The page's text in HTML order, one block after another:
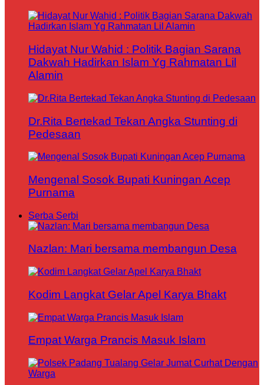
Hidayat Nur Wahid : Politik Bagian Sarana
Dakwah Hadirkan Islam Yg Rahmatan Lil
Alamin
Dr.Rita Bertekad Tekan Angka Stunting di
Pedesaan
Mengenal Sosok Bupati Kuningan Acep
Purnama
Serba Serbi
Nazlan: Mari bersama membangun Desa
Kodim Langkat Gelar Apel Karya Bhakt
Empat Warga Prancis Masuk Islam